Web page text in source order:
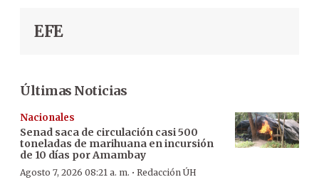
EFE
Últimas Noticias
Nacionales
Senad saca de circulación casi 500
toneladas de marihuana en incursión
de 10 días por Amambay
Agosto 7, 2026 08:21 a. m. · Redacción ÚH